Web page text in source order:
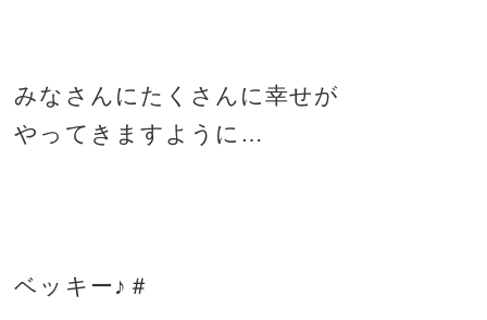
みなさんにたくさんに幸せが
やってきますように…
ベッキー♪＃